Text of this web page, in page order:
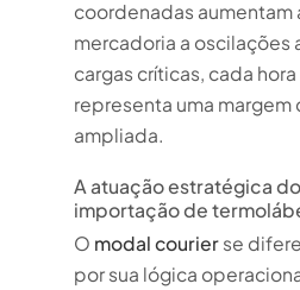
coordenadas aumentam
mercadoria a oscilações
cargas críticas, cada
representa uma margem
ampliada.
A atuação estratégica
importação de
O modal courier se
por sua lógica